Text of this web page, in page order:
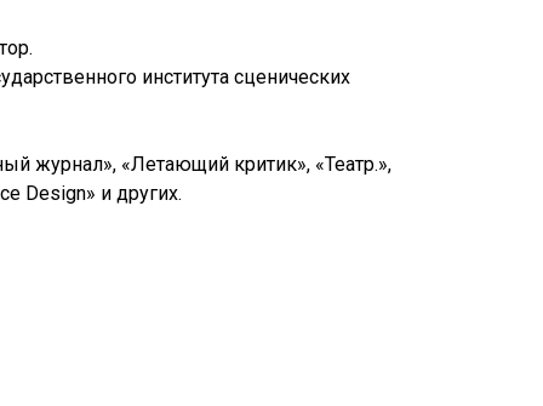
института сценических
журнал», «Летающий критик», «Театр.»,
Design» и других.